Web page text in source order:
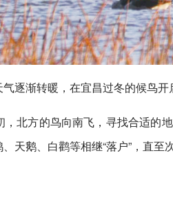
逐渐转暖，在宜昌过冬的候鸟开
，北方的鸟向南飞，寻找合适的
天鹅、白鹳等相继“落户”，直